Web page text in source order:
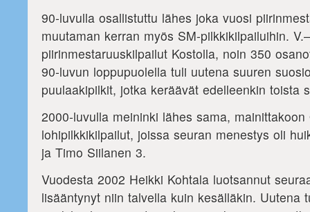
90-luvulla osallistuttu lähes joka vuosi
muutaman kerran myös SM-pilkkikilpailuihin.
piirinmestaruuskilpailut Kostolla, noin 350
90-luvun loppupuolella tuli uutena suuren
puulaakipilkit, jotka keräävät edelleenkin toista
2000-luvulla meininki lähes sama,
lohipilkkikilpailut, joissa seuran menestys oli
ja Timo Siilanen 3.
Vuodesta 2002 Heikki Kohtala luotsannut
lisääntynyt niin talvella kuin kesälläkin. Uutena